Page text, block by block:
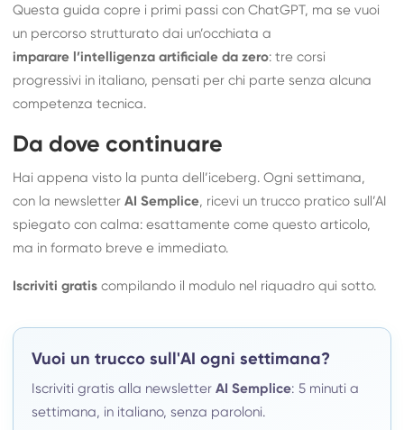
Questa guida copre i primi passi con ChatGPT, ma se vuoi
un percorso strutturato dai un’occhiata a
imparare l’intelligenza artificiale da zero: tre corsi
progressivi in italiano, pensati per chi parte senza alcuna
competenza tecnica.
Da dove continuare
Hai appena visto la punta dell’iceberg. Ogni settimana,
con la newsletterAI Semplice, ricevi un trucco pratico sull’AI
spiegato con calma: esattamente come questo articolo,
ma in formato breve e immediato.
Iscriviti gratis compilando il modulo nel riquadro qui sotto.
Vuoi un trucco sull'AI ogni settimana?
Iscriviti gratis alla newsletterAI Semplice: 5 minuti a
settimana, in italiano, senza paroloni.